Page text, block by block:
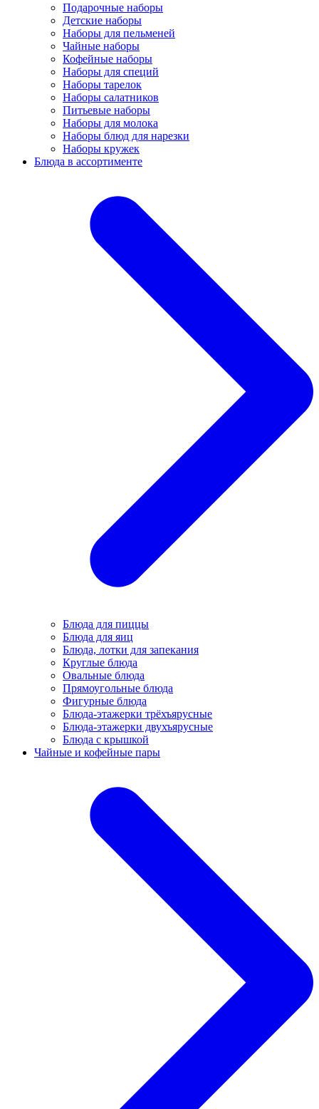
Подарочные наборы
Детские наборы
Наборы для пельменей
Чайные наборы
Кофейные наборы
Наборы для специй
Наборы тарелок
Наборы салатников
Питьевые наборы
Наборы для молока
Наборы блюд для нарезки
Наборы кружек
Блюда в ассортименте
Блюда для пиццы
Блюда для яиц
Блюда, лотки для запекания
Круглые блюда
Овальные блюда
Прямоугольные блюда
Фигурные блюда
Блюда-этажерки трёхъярусные
Блюда-этажерки двухъярусные
Блюда с крышкой
Чайные и кофейные пары